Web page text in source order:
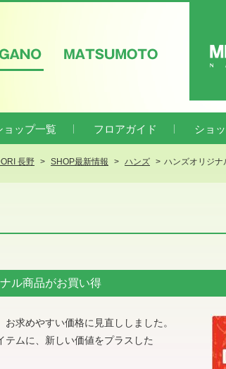
ョップ一覧 フロアガイド ショ
長野 SHOP最新情報 ハンズ ハンズオリジナ
ル商品がお買い得
お求めやすい価格に見直ししました。
テムに、新しい価値をプラスした